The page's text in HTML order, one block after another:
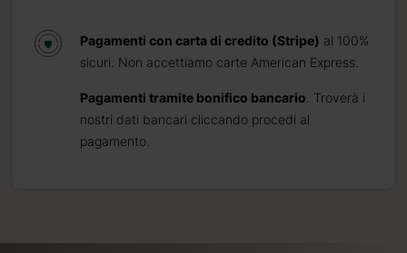
Pagamenti con carta di credito (Stripe) al 100%
sicuri. Non accettiamo carte American Express.
Pagamenti tramite bonifico bancario . Troverà i
nostri dati bancari cliccando procedi al
pagamento.